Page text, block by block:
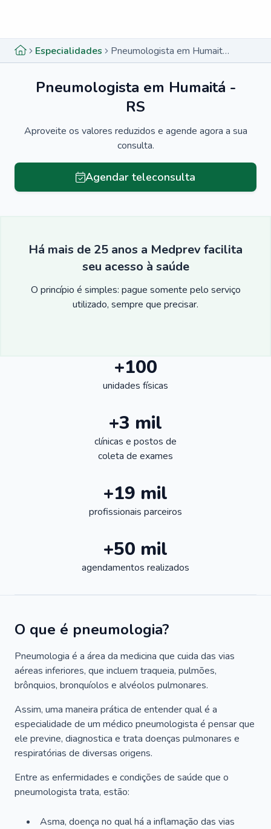
Especialidades Pneumologista em Humaitá - RS
Pneumologista em Humaitá -
RS
Aproveite os valores reduzidos e agende agora a sua
consulta.
Agendar teleconsulta
Há mais de 25 anos a Medprev facilita
seu acesso à saúde
O princípio é simples: pague somente pelo serviço
utilizado, sempre que precisar.
+100
unidades físicas
+3 mil
clínicas e postos de
coleta de exames
+19 mil
profissionais parceiros
+50 mil
agendamentos realizados
O que é pneumologia?
Pneumologia é a área da medicina que cuida das vias
aéreas inferiores, que incluem traqueia, pulmões,
brônquios, bronquíolos e alvéolos pulmonares.
Assim, uma maneira prática de entender qual é a
especialidade de um médico pneumologista é pensar que
ele previne, diagnostica e trata doenças pulmonares e
respiratórias de diversas origens.
Entre as enfermidades e condições de saúde que o
pneumologista trata, estão:
Asma, doença no qual há a inflamação das vias